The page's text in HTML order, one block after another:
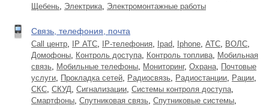
Щебень, Электрика, Электромонтажные работы
Связь, телефония, почта
Call центр, IP АТС, IP-телефония, Ipad, Iphone, АТС, ВОЛС,
Домофоны, Контроль доступа, Контроль топлива, Мобильная
связь, Мобильные телефоны, Мониторинг, Охрана, Почтовые
услуги, Прокладка сетей, Радиосвязь, Радиостанции, Рации,
СКС, СКУД, Сигнализации, Системы контроля доступа,
Смартфоны, Спутниковая связь, Спутниковые системы,